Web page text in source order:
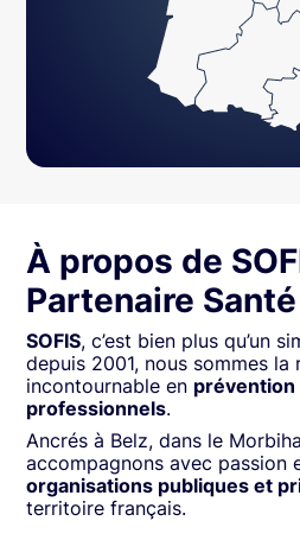
À propos de
Partenaire
SOFIS, c’est bien plus qu’un
depuis 2001, nous sommes la
incontournable en
professionnels.
Ancrés à Belz, dans le
accompagnons avec passion
organisations publiques et
territoire français.